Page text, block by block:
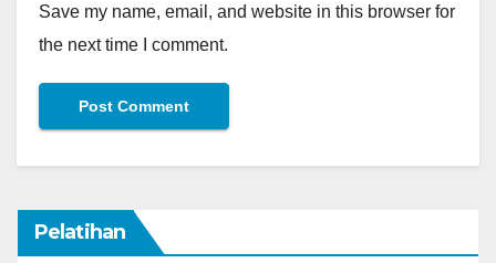
Save my name, email, and website in this browser for
the next time I comment.
Pelatihan